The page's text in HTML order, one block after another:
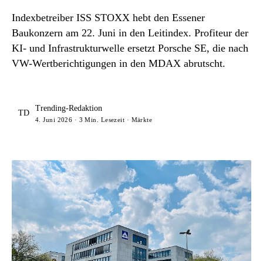
Indexbetreiber ISS STOXX hebt den Essener
Baukonzern am 22. Juni in den Leitindex. Profiteur der
KI- und Infrastrukturwelle ersetzt Porsche SE, die nach
VW-Wertberichtigungen in den MDAX abrutscht.
TD
Trending-Redaktion
4. Juni 2026 · 3 Min. Lesezeit · Märkte